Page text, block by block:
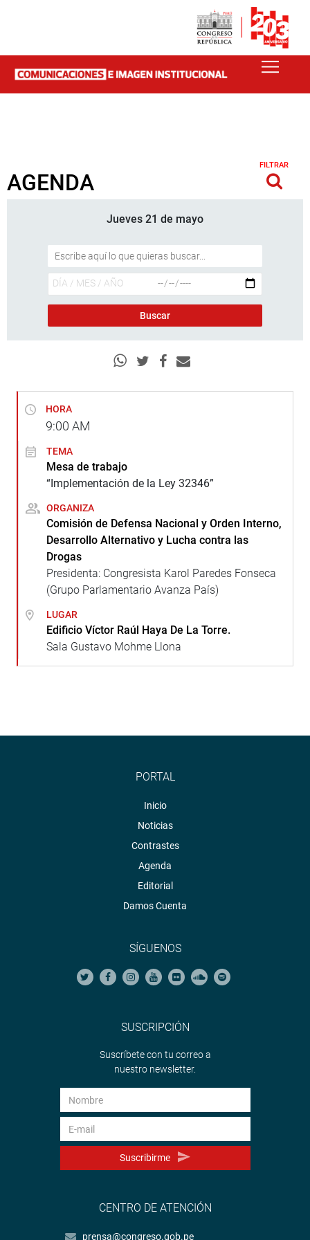
AGENDA
FILTRAR
Jueves 21 de mayo
HORA
9:00 AM
TEMA
Mesa de trabajo
“Implementación de la Ley 32346”
ORGANIZA
Comisión de Defensa Nacional y Orden Interno,
Desarrollo Alternativo y Lucha contra las
Drogas
Presidenta: Congresista Karol Paredes Fonseca
(Grupo Parlamentario Avanza País)
LUGAR
Edificio Víctor Raúl Haya De La Torre.
Sala Gustavo Mohme Llona
PORTAL
Inicio
Noticias
Contrastes
Agenda
Editorial
Damos Cuenta
SÍGUENOS
SUSCRIPCIÓN
Suscríbete con tu correo a
nuestro newsletter.
Suscribirme
CENTRO DE ATENCIÓN
prensa@congreso.gob.pe